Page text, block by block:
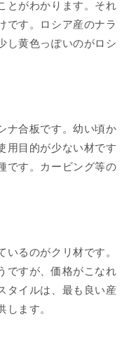
とがわかります。それ
です。ロシア産のナラ
し黄色っぽいのがロシ
ナ合板です。幼い頃か
用目的が少ない材です
です。カービング等の
るのがクリ材です。
ですが、価格がこなれ
タイルは、最も良い産
ます。